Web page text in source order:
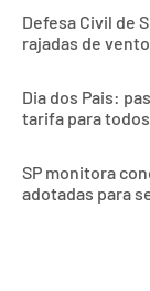
Defesa Civil de
rajadas de
Dia dos Pais:
tarifa para
SP monitora
adotadas para